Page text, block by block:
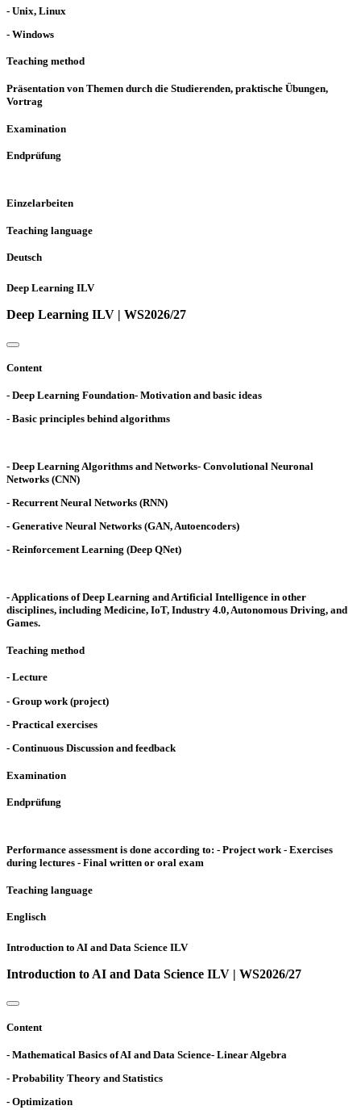
- Unix, Linux
- Windows
Teaching method
Präsentation von Themen durch die Studierenden, praktische Übungen,
Vortrag
Examination
Endprüfung
Einzelarbeiten
Teaching language
Deutsch
Deep Learning ILV
Deep Learning ILV | WS2026/27
Content
- Deep Learning Foundation- Motivation and basic ideas
- Basic principles behind algorithms
- Deep Learning Algorithms and Networks- Convolutional Neuronal
Networks (CNN)
- Recurrent Neural Networks (RNN)
- Generative Neural Networks (GAN, Autoencoders)
- Reinforcement Learning (Deep QNet)
- Applications of Deep Learning and Artificial Intelligence in other
disciplines, including Medicine, IoT, Industry 4.0, Autonomous Driving, and
Games.
Teaching method
- Lecture
- Group work (project)
- Practical exercises
- Continuous Discussion and feedback
Examination
Endprüfung
Performance assessment is done according to: - Project work - Exercises
during lectures - Final written or oral exam
Teaching language
Englisch
Introduction to AI and Data Science ILV
Introduction to AI and Data Science ILV | WS2026/27
Content
- Mathematical Basics of AI and Data Science- Linear Algebra
- Probability Theory and Statistics
- Optimization